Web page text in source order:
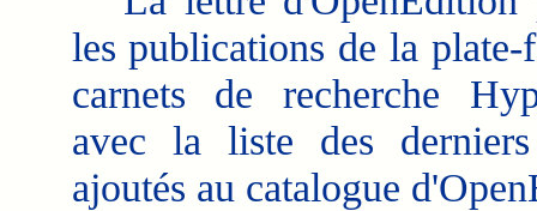
les publications de la plate-
carnets de recherche
avec la liste des derniers
ajoutés au catalogue